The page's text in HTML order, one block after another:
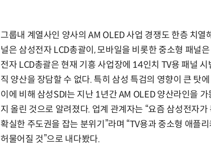
그룹내 계열사인 양사의 AM OLED 사업 경쟁도 한층 치
널은 삼성전자 LCD총괄이, 모바일을 비롯한 중소형 패널
전자 LCD총괄은 현재 기흥 사업장에 14인치 TV용 패널
직 양산을 장담할 수 없다. 특히 삼성 특검의 영향이 큰 탓
이에 비해 삼성SDI는 지난 1년간 AM OLED 양산라인을
지 올린 것으로 알려졌다. 업계 관계자는 “요즘 삼성전자
확실한 주도권을 잡는 분위기”라며 “TV용과 중소형 애플
허물어질 것”으로 내다봤다.